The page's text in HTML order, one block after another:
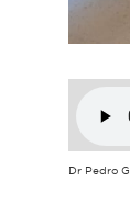
Dr Pedro